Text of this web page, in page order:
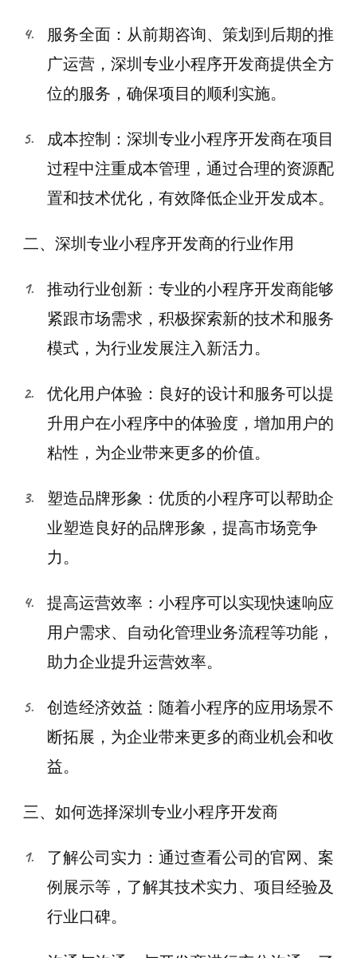
服务全面：从前期咨询、策划到后期的推
广运营，深圳专业小程序开发商提供全方
位的服务，确保项目的顺利实施。
成本控制：深圳专业小程序开发商在项目
过程中注重成本管理，通过合理的资源配
置和技术优化，有效降低企业开发成本。
二、深圳专业小程序开发商的行业作用
推动行业创新：专业的小程序开发商能够
紧跟市场需求，积极探索新的技术和服务
模式，为行业发展注入新活力。
优化用户体验：良好的设计和服务可以提
升用户在小程序中的体验度，增加用户的
粘性，为企业带来更多的价值。
塑造品牌形象：优质的小程序可以帮助企
业塑造良好的品牌形象，提高市场竞争
力。
提高运营效率：小程序可以实现快速响应
用户需求、自动化管理业务流程等功能，
助力企业提升运营效率。
创造经济效益：随着小程序的应用场景不
断拓展，为企业带来更多的商业机会和收
益。
三、如何选择深圳专业小程序开发商
了解公司实力：通过查看公司的官网、案
例展示等，了解其技术实力、项目经验及
行业口碑。